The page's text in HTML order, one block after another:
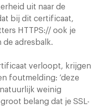
uit naar de
bij dit certificaat,
HTTPS:// ook je
adresbalk.
verloopt, krijgen
foutmelding: ‘deze
weinig
belang dat je SSL-